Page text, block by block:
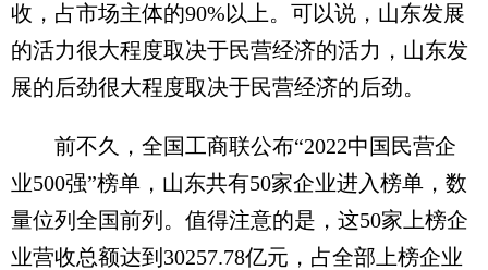
收，占市场主体的90%以上。可以说，山东发展
的活力很大程度取决于民营经济的活力，山东发
展的后劲很大程度取决于民营经济的后劲。
前不久，全国工商联公布“2022中国民营企
业500强”榜单，山东共有50家企业进入榜单，数
量位列全国前列。值得注意的是，这50家上榜企
业营收总额达到30257.78亿元，占全部上榜企业